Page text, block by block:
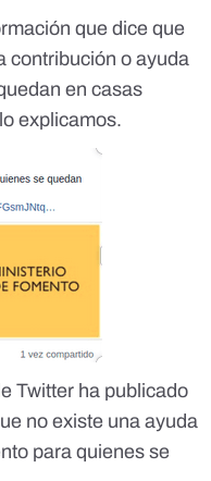
que dice que
contribución o ayuda
en casas
explicamos.
Twitter ha publicado
no existe una ayuda
para quienes se